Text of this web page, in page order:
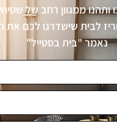
ותהנו ממגוון רחב של
לבית שישדרגו לכם את
נאמר "בית בסטייל"